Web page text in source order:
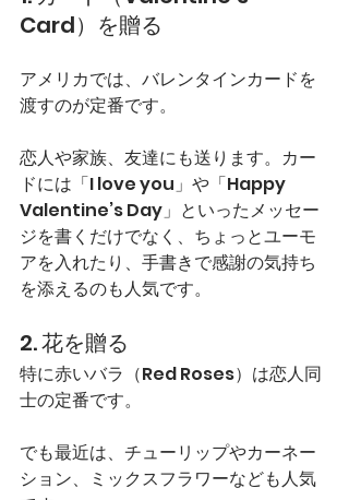
Card）を贈る
アメリカでは、バレンタインカードを
渡すのが定番です。
恋人や家族、友達にも送ります。カー
ドには「I love you」や「Happy
Valentine’s Day」といったメッセー
ジを書くだけでなく、ちょっとユーモ
アを入れたり、手書きで感謝の気持ち
を添えるのも人気です。
2. 花を贈る
特に赤いバラ（Red Roses）は恋人同
士の定番です。
でも最近は、チューリップやカーネー
ション、ミックスフラワーなども人気